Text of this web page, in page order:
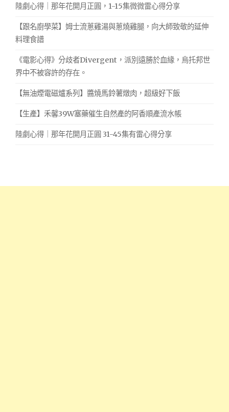
陸劇心得｜那年花開月正圓，1-15集微微雷心得分享
【跟名廚學菜】姆士流蔥雞湯與蔥燒雞腿，向大師致敬的延伸
料理食譜
《電影心得》分歧者Divergent，派別遠勝於血緣，烏托邦世
界中不被容許的存在。
【無油煙電磁爐系列】醬燒馬鈴薯燉肉，超級好下飯
【生產】禾馨39W塞藥催生自然產的阿香順產流水帳
陸劇心得｜那年花開月正圓 31-45集有雷心得分享